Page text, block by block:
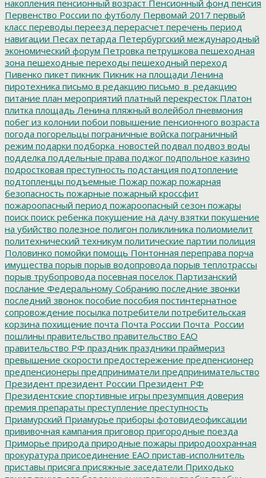
накопления пенсионный возраст Пенсионный фонд пенсия
Первенство России по футболу Первомай 2017 первый
класс переводы переезд перерасчет перечень период
навигации Песах петарда Петербургский международный
экономический форум Петровка петрушкова пешеходная
зона пешеходные переходы пешеходный переход
Пивенко пикет пикник Пикник на площади Ленина
пиротехника письмо в редакцию письмо_в_редакцию
питание план мероприятий платный перекресток Платон
плитка площадь Ленина пляжный волейбол пневмония
побег из колонии побои повышение пенсионного возраста
погода погорельцы пограничные войска пограничный
режим подарки подборка_новостей подвал подвоз воды
подделка поддельные права поджог подпольное казино
подростковая преступность подстанция подтопление
подтопленцы подъемные Пожар пожар пожарная
безопасность пожарные пожарный кроссфит
пожароопасный период пожароопасный сезон пожары
поиск поиск ребенка покушение на дачу взятки покушение
на убийство полезное полигон поликлиника полиомиелит
политехнический техникум политические партии полиция
Половинко помойки помощь Понтонная переправа порча
имущества порыв порыв водопровода порыв теплотрассы
порыв трубопровода посевная поселок Партизанский
послание Федеральному Собранию последние звонки
последний звонок пособие пособия постинтернатное
сопровождение посылка потребители потребительская
корзина похищение почта Почта России Почта_России
пошлины правительство правительство ЕАО
правительство РФ праздник праздники праймериз
превышение скорости предостережение предпенсионер
предпенсионеры предприниматели предпринимательство
Президент президент России Президент РФ
Президентские спортивные игры презумпция доверия
премия препараты преступление преступность
Приамурский Приамурье приборы фотовидеофиксации
прививочная кампания приговор пригородные поезда
Приморье природа природные пожары природоохранная
прокуратура присоединение ЕАО пристав-исполнитель
приставы присяга присяжные заседатели Приходько